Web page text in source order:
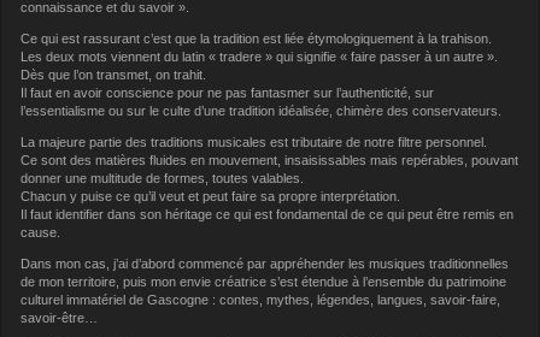
connaissance et du savoir ».
Ce qui est rassurant c’est que la tradition est liée étymologiquement à la trahison.
Les deux mots viennent du latin « tradere » qui signifie « faire passer à un autre ».
Dès que l’on transmet, on trahit.
Il faut en avoir conscience pour ne pas fantasmer sur l’authenticité, sur
l’essentialisme ou sur le culte d’une tradition idéalisée, chimère des conservateurs.
La majeure partie des traditions musicales est tributaire de notre filtre personnel.
Ce sont des matières fluides en mouvement, insaisissables mais repérables, pouvant
donner une multitude de formes, toutes valables.
Chacun y puise ce qu’il veut et peut faire sa propre interprétation.
Il faut identifier dans son héritage ce qui est fondamental de ce qui peut être remis en
cause.
Dans mon cas, j’ai d’abord commencé par appréhender les musiques traditionnelles
de mon territoire, puis mon envie créatrice s’est étendue à l’ensemble du patrimoine
culturel immatériel de Gascogne : contes, mythes, légendes, langues, savoir-faire,
savoir-être…